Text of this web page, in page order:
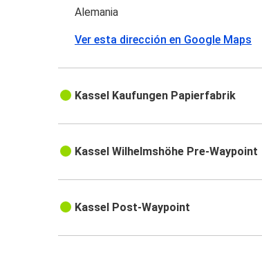
Alemania
Ver esta dirección en Google Maps
Kassel Kaufungen Papierfabrik
Kassel Wilhelmshöhe Pre-Waypoint
Kassel Post-Waypoint